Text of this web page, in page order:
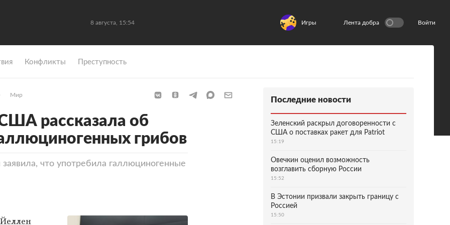
8 августа, 15:54 Игры Лента добра Войти
Конфликты Преступность
Мир
рассказала об
грибов
что употребила галлюциногенные
Последние новости
Зеленский раскрыл договоренности с
США о поставках ракет для Patriot
15:19
Овечкин оценил возможность
возглавить сборную России
15:52
В Эстонии призвали закрыть границу с
Россией
15:50